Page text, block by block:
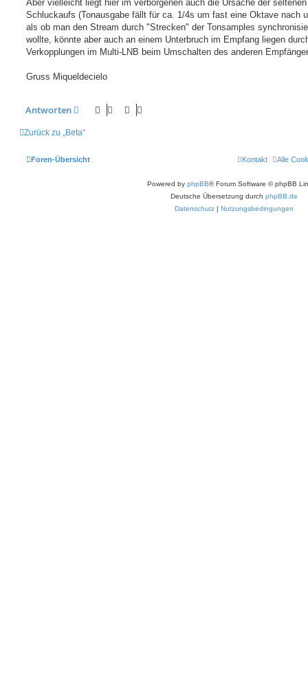
Aber vielleicht liegt hier im verborgenen auch die Ursache der seltenen
Schluckaufs (Tonausgabe fällt für ca. 1/4s um fast eine Oktave nach
als ob man den Stream durch "Strecken" der Tonsamples
wollte, könnte aber auch an einem Unterbruch im Empfang liegen
Verkopplungen im Multi-LNB beim Umschalten des anderen
Gruss Miqueldecielo
Antworten
Zurück zu „Beta“
Foren-Übersicht Alle
Kontakt
Powered by phpBB® Forum Software © phpBB
Deutsche Übersetzung durch phpBB.de
Datenschutz | Nutzungsbedingungen